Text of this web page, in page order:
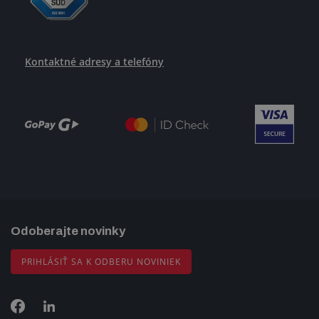
Kontaktné adresy a telefóny
Odoberajte novinky
PRIHLÁSIŤ SA K ODBERU NOVINIEK